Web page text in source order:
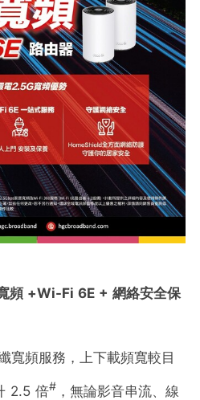
頻 +Wi-Fi 6E + 網絡安全保
寬頻服務，上下載頻寬較目
2.5 倍# ，無論影音串流、線